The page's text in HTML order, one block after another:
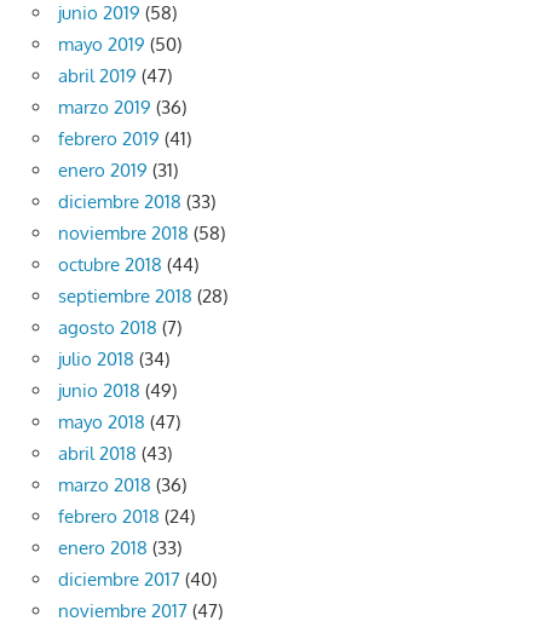
junio 2019 (58)
mayo 2019 (50)
abril 2019 (47)
marzo 2019 (36)
febrero 2019 (41)
enero 2019 (31)
diciembre 2018 (33)
noviembre 2018 (58)
octubre 2018 (44)
septiembre 2018 (28)
agosto 2018 (7)
julio 2018 (34)
junio 2018 (49)
mayo 2018 (47)
abril 2018 (43)
marzo 2018 (36)
febrero 2018 (24)
enero 2018 (33)
diciembre 2017 (40)
noviembre 2017 (47)